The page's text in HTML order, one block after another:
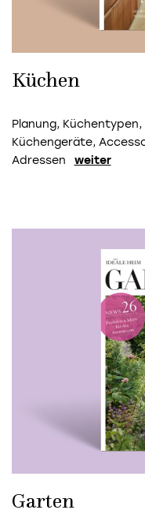
Küchen
Planung,
Küchengeräte,
Adressen
weiter
Garten